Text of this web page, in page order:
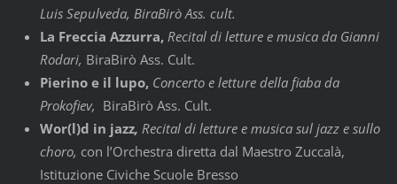
Luis Sepulveda, BiraBirò Ass. cult.
La Freccia Azzurra, Recital di letture e musica da Gianni
Rodari, BiraBirò Ass. Cult.
Pierino e il lupo, Concerto e letture della fiaba da
Prokofiev, BiraBirò Ass. Cult.
Wor(l)d in jazz, Recital di letture e musica sul jazz e sullo
choro, con l’Orchestra diretta dal Maestro Zuccalà,
Istituzione Civiche Scuole Bresso